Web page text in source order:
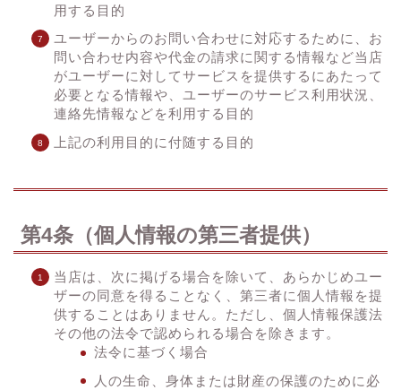
用する目的
ユーザーからのお問い合わせに対応するために、お
問い合わせ内容や代金の請求に関する情報など当店
がユーザーに対してサービスを提供するにあたって
必要となる情報や、ユーザーのサービス利用状況、
連絡先情報などを利用する目的
上記の利用目的に付随する目的
第4条（個人情報の第三者提供）
当店は、次に掲げる場合を除いて、あらかじめユー
ザーの同意を得ることなく、第三者に個人情報を提
供することはありません。ただし、個人情報保護法
その他の法令で認められる場合を除きます。
法令に基づく場合
人の生命、身体または財産の保護のために必